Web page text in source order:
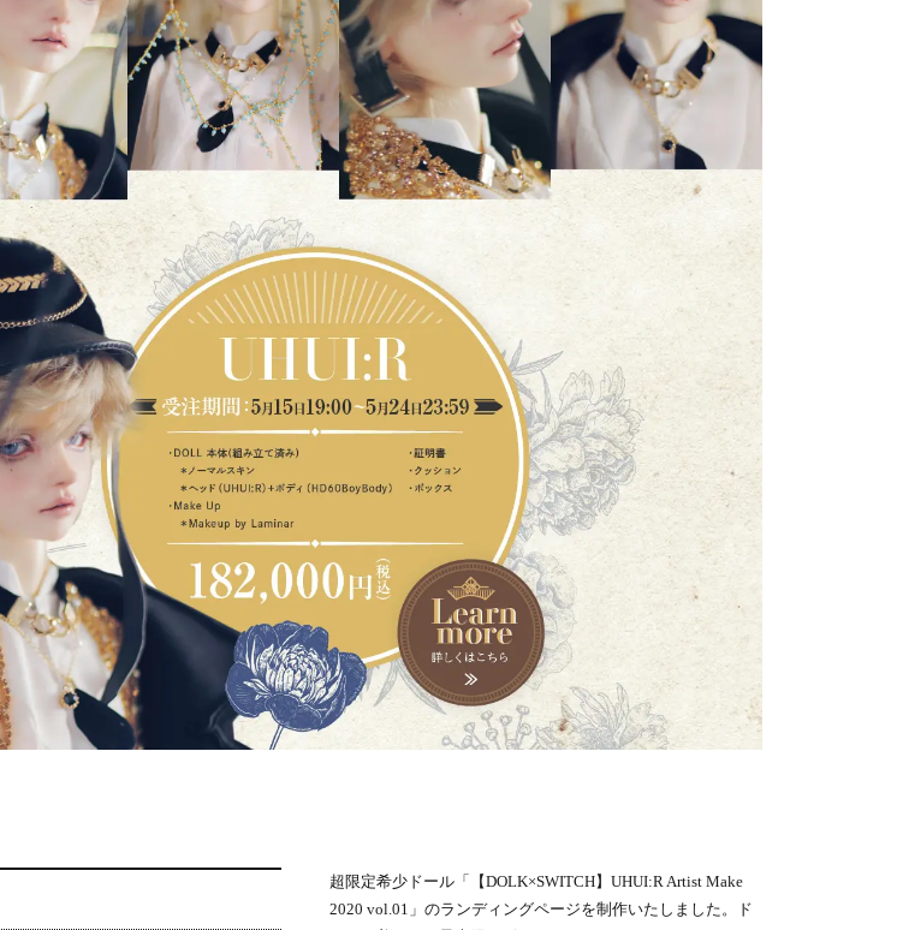
超限定希少ドール「【DOLK×SWITCH】UHUI:R Artist Make
2020 vol.01」のランディングページを制作いたしました。ド